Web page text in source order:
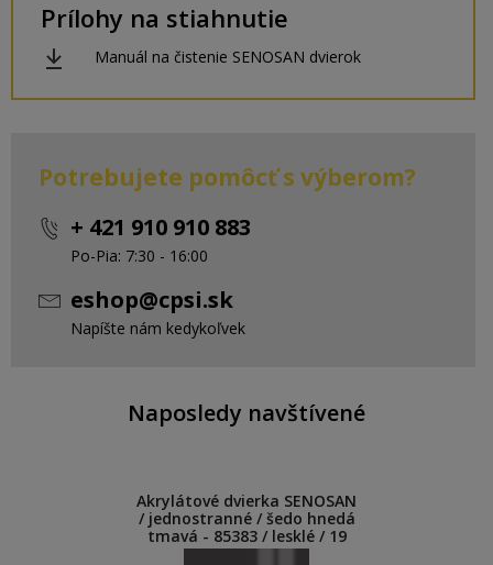
Prílohy na stiahnutie
Manuál na čistenie SENOSAN dvierok
Potrebujete pomôcť s výberom?
+ 421 910 910 883
Po-Pia: 7:30 - 16:00
eshop@cpsi.sk
Napíšte nám kedykoľvek
Naposledy navštívené
Akrylátové dvierka SENOSAN
/ jednostranné / šedo hnedá
tmavá - 85383 / lesklé / 19
mm